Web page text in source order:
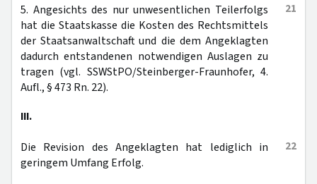
21
5. Angesichts des nur unwesentlichen Teilerfolgs
hat die Staatskasse die Kosten des Rechtsmittels
der Staatsanwaltschaft und die dem Angeklagten
dadurch entstandenen notwendigen Auslagen zu
tragen (vgl. SSWStPO/Steinberger-Fraunhofer, 4.
Aufl., § 473 Rn. 22).
III.
22
Die Revision des Angeklagten hat lediglich in
geringem Umfang Erfolg.